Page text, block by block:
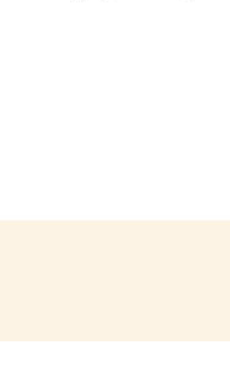
допълнителен
динозаврите си